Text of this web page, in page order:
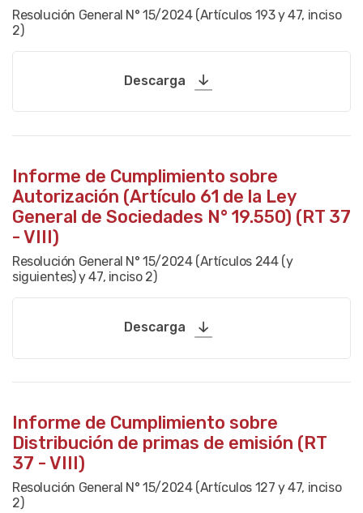
Resolución General N° 15/2024 (Artículos 193 y 47, inciso
2)
Descarga
Informe de Cumplimiento sobre
Autorización (Artículo 61 de la Ley
General de Sociedades N° 19.550) (RT 37
- VIII)
Resolución General N° 15/2024 (Artículos 244 (y
siguientes) y 47, inciso 2)
Descarga
Informe de Cumplimiento sobre
Distribución de primas de emisión (RT
37 - VIII)
Resolución General N° 15/2024 (Artículos 127 y 47, inciso
2)